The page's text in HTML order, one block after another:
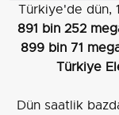
Türkiye'de dün,
891 bin 252
899 bin 71
Türkiye
Dün saatlik